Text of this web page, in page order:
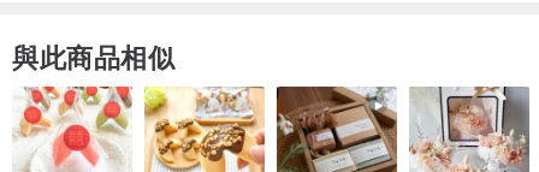
與此商品相似